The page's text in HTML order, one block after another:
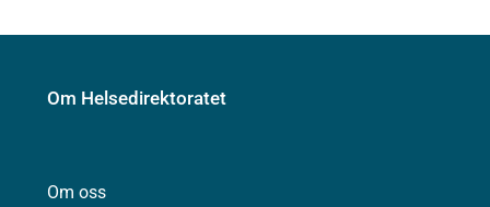
Om Helsedirektoratet
Om oss